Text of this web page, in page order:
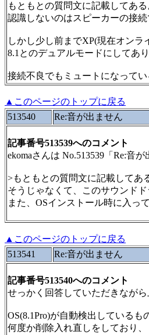
もともとの質問文に記載してあ
認識しないのはスピーカーの接続
しかし少し前までXP(現在オン
8.1とのデュアルモードにしてあ
接続不良でもミュートになってい
▲このページのトップに戻る
513540
Re:音が出ません
記事番号513539へのコメント
ekomaさんは No.513539「Re:音
>もともとの質問文に記載してあ
そうじゃなくて、このサウンド
また、OSインストール時に入っ
▲このページのトップに戻る
513541
Re:音が出ません
記事番号513540へのコメント
せっかく回答していただきなが
OS(8.1Pro)が自動検出しているも
何度か削除入れ直しをしており、